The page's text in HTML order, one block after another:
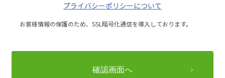
プライバシーポリシーについて
お客様情報の保護のため、SSL暗号化通信を導入しております。